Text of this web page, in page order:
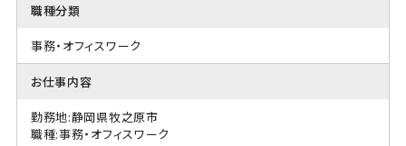
職種分類
事務・オフィスワーク
お仕事内容
勤務地:静岡県牧之原市
職種:事務・オフィスワーク